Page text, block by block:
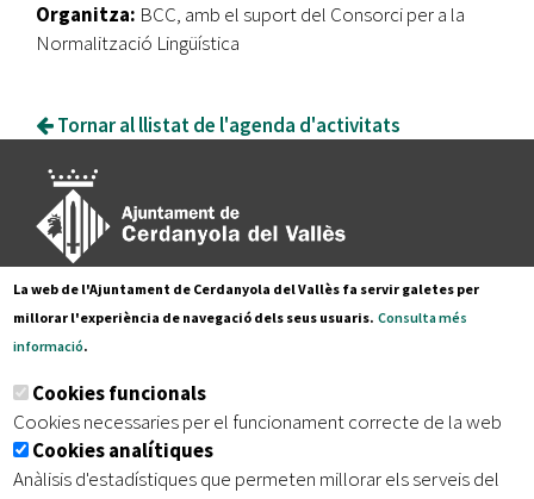
Organitza: BCC, amb el suport del Consorci per a la
Normalització Lingüística
Tornar al llistat de l'agenda d'activitats
Pl. Francesc Layret, s/n
08290 Cerdanyola del Vallès,
Tel. 935 80 88 88
Segueix-nos a:
La web de l'Ajuntament de Cerdanyola del Vallès fa servir galetes per
millorar l'experiència de navegació dels seus usuaris. Consulta més
informació.
Cookies funcionals
Cookies necessaries per el funcionament correcte de la web
Cookies analítiques
Anàlisis d'estadístiques que permeten millorar els serveis del